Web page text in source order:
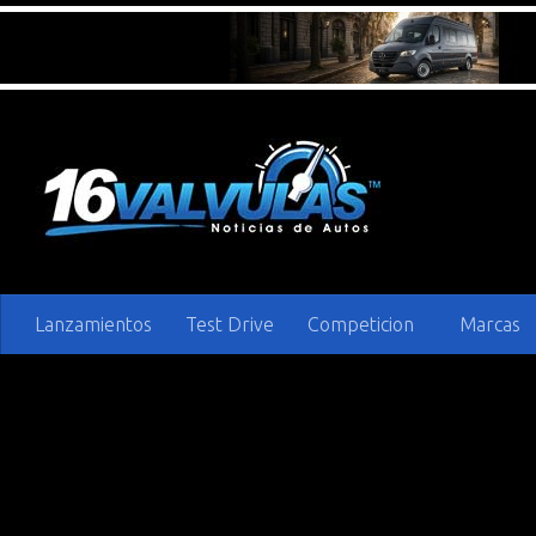
Lanzamientos Test Drive Competicion Marcas